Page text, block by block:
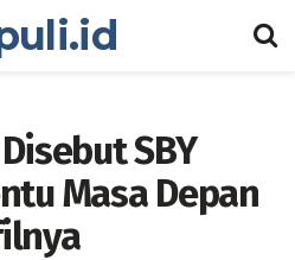
SBY
Masa Depan